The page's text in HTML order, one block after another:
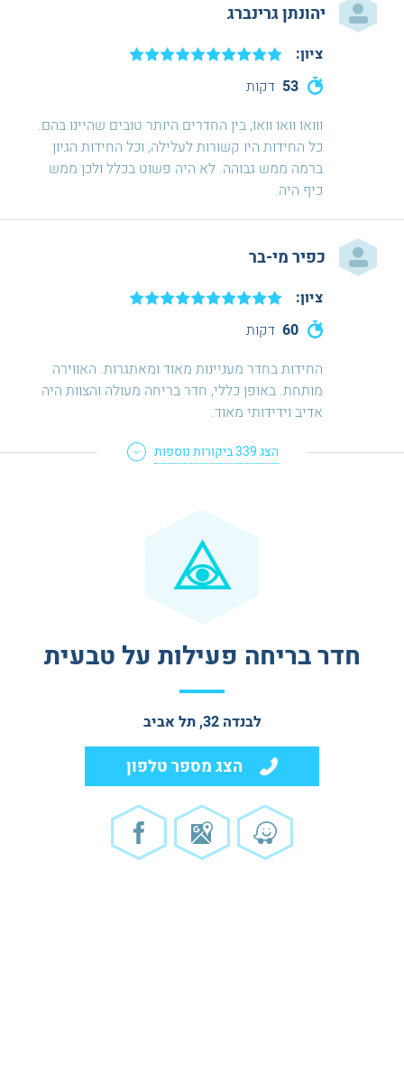
יהונתן גרינברג
53 דקות
ציון:
ווואו וואו וואו, בין החדרים היותר טובים שהיינו בהם.
כל החידות היו קשורות לעלילה, וכל החידות הגיון
ברמה ממש גבוהה. לא היה פשוט בכלל ולכן ממש
כיף היה.
כפיר מי-בר
60 דקות
ציון:
החידות בחדר מעניינות מאוד ומאתגרות. האווירה
מותחת. באופן כללי, חדר בריחה מעולה והצוות היה
אדיב וידידותי מאוד.
הצג339ביקורות נוספות
חדר בריחה פעילות על טבעית
לבנדה 32, תל אביב
הצג מספר טלפון